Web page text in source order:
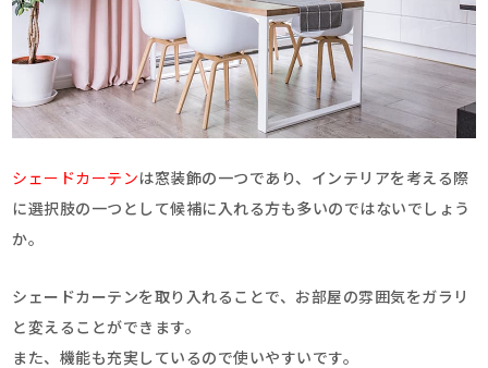
シェードカーテン は窓装飾の一つであり、インテリアを考える際
に選択肢の一つとして候補に入れる方も多いのではないでしょう
か。
シェードカーテンを取り入れることで、お部屋の雰囲気をガラリ
と変えることができます。
また、機能も充実しているので使いやすいです。